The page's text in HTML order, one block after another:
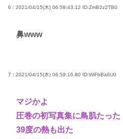
6 : 2021/04/15(木) 06:58:43.12 ID:ZmB2z2TB0
鼻www
7 : 2021/04/15(木) 06:59:16.80 ID:WiFbBa6U0
マジかよ
圧巻の初写真集に鳥肌たった
39度の熱も出た